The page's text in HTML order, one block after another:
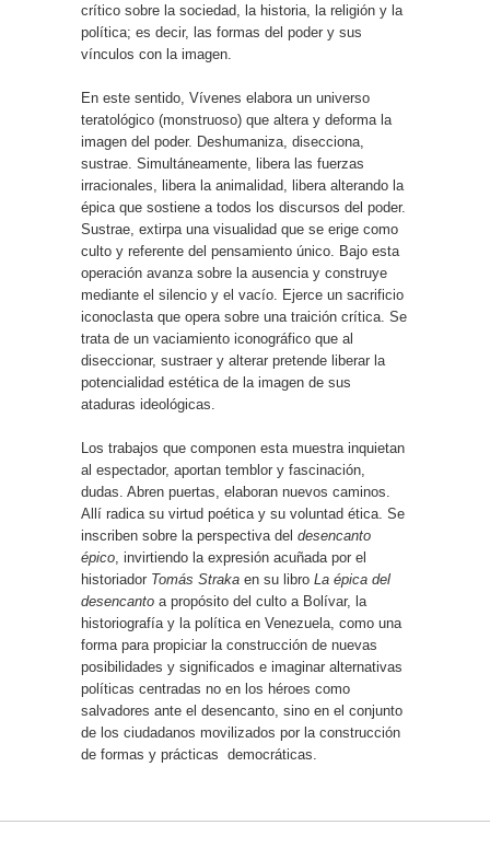
crítico sobre la sociedad, la historia, la religión y la
política; es decir, las formas del poder y sus
vínculos con la imagen.
En este sentido, Vívenes elabora un universo
teratológico (monstruoso) que altera y deforma la
imagen del poder. Deshumaniza, disecciona,
sustrae. Simultáneamente, libera las fuerzas
irracionales, libera la animalidad, libera alterando la
épica que sostiene a todos los discursos del poder.
Sustrae, extirpa una visualidad que se erige como
culto y referente del pensamiento único. Bajo esta
operación avanza sobre la ausencia y construye
mediante el silencio y el vacío. Ejerce un sacrificio
iconoclasta que opera sobre una traición crítica. Se
trata de un vaciamiento iconográfico que al
diseccionar, sustraer y alterar pretende liberar la
potencialidad estética de la imagen de sus
ataduras ideológicas.
Los trabajos que componen esta muestra inquietan
al espectador, aportan temblor y fascinación,
dudas. Abren puertas, elaboran nuevos caminos.
Allí radica su virtud poética y su voluntad ética. Se
inscriben sobre la perspectiva del desencanto
épico , invirtiendo la expresión acuñada por el
historiador Tomás Straka en su libro La épica del
desencanto a propósito del culto a Bolívar, la
historiografía y la política en Venezuela, como una
forma para propiciar la construcción de nuevas
posibilidades y significados e imaginar alternativas
políticas centradas no en los héroes como
salvadores ante el desencanto, sino en el conjunto
de los ciudadanos movilizados por la construcción
de formas y prácticas democráticas.